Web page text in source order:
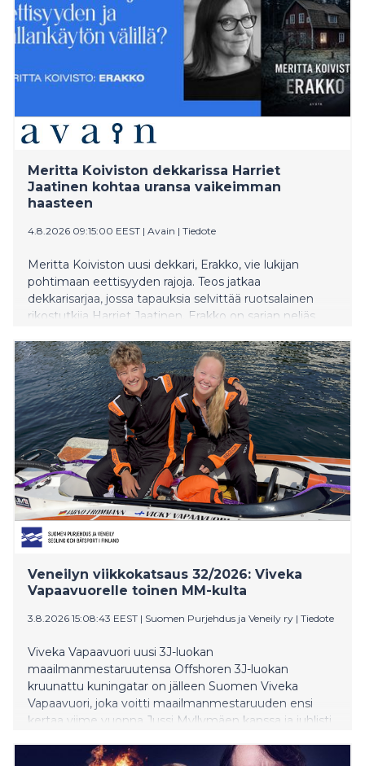
Meritta Koiviston dekkarissa Harriet
Jaatinen kohtaa uransa vaikeimman
haasteen
4.8.2026 09:15:00 EEST | Avain | Tiedote
Meritta Koiviston uusi dekkari, Erakko, vie lukijan
pohtimaan eettisyyden rajoja. Teos jatkaa
dekkarisarjaa, jossa tapauksia selvittää ruotsalainen
rikostutkija Harriet Jaatinen. Erakko on sarjan neljäs
Veneilyn viikkokatsaus 32/2026: Viveka
Vapaavuorelle toinen MM-kulta
3.8.2026 15:08:43 EEST | Suomen Purjehdus ja Veneily ry | Tiedote
Viveka Vapaavuori uusi 3J-luokan
maailmanmestaruutensa Offshoren 3J-luokan
kruunattu kuningatar on jälleen Suomen Viveka
Vapaavuori, joka voitti maailmanmestaruuden ensi
kertaa viime vuonna Jussi Myllymäen kanssa ja juhlisti
saksalaisen Jarno Frommannin kanssa. -Onhan tämä